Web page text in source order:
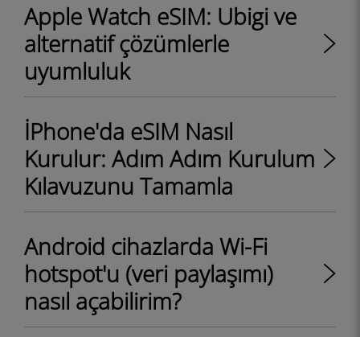
Apple Watch eSIM: Ubigi ve
alternatif çözümlerle
uyumluluk
İPhone'da eSIM Nasıl
Kurulur: Adım Adım Kurulum
Kılavuzunu Tamamla
Android cihazlarda Wi-Fi
hotspot'u (veri paylaşımı)
nasıl açabilirim?